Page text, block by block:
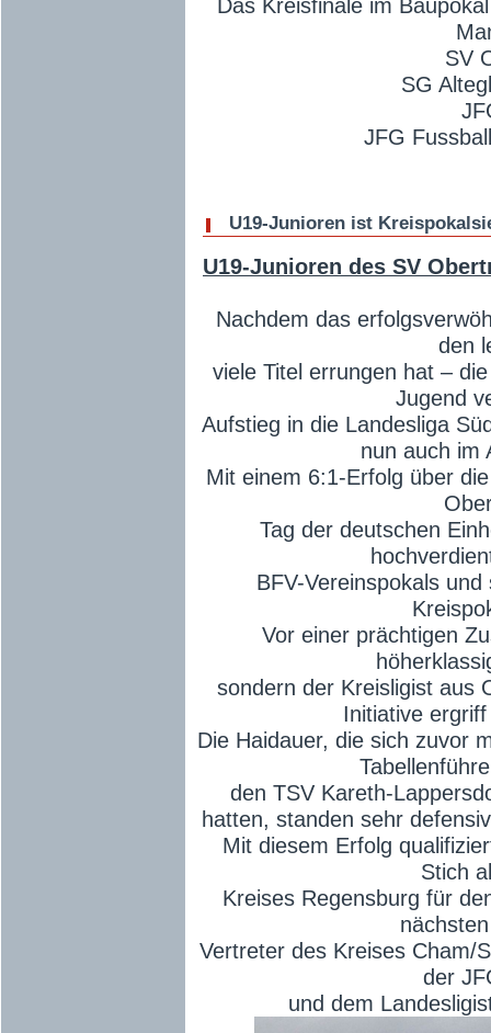
Das Kreisfinale im
SV
SG
JFG
U19-Junioren ist
U19-Junioren des SV
Nachdem das
den
viele Titel errungen hat –
Jugend
Aufstieg in die Landesliga
nun auch im
Mit einem 6:1-Erfolg über
Tag der deutschen
BFV-Vereinspokals
Vor einer prächtigen
sondern der Kreisligist aus
Initiative
Die Haidauer, die sich zuvor
den TSV Kareth-
hatten, standen sehr
Mit diesem Erfolg
Stich
Kreises Regensburg für
Vertreter des Kreises Cham/
der
und dem